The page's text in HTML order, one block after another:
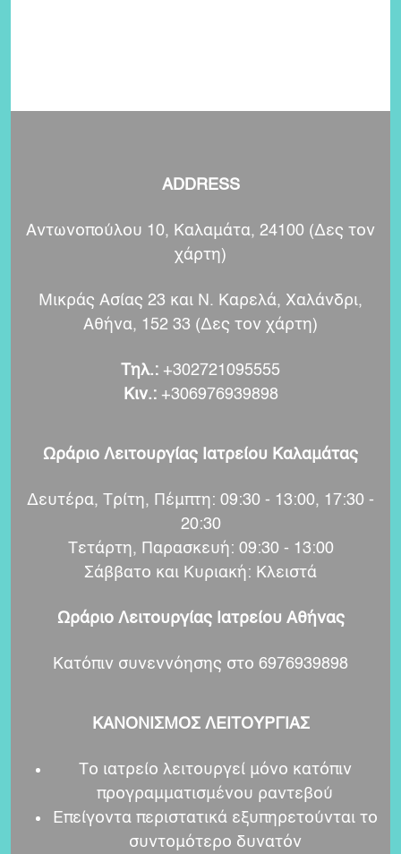
ADDRESS
Αντωνοπούλου 10, Καλαμάτα, 24100 (Δες τον
χάρτη)
Μικράς Ασίας 23 και Ν. Καρελά, Χαλάνδρι,
Αθήνα, 152 33 (Δες τον χάρτη)
Τηλ.: +302721095555
Κιν.: +306976939898
Ωράριο Λειτουργίας Ιατρείου Καλαμάτας
Δευτέρα, Τρίτη, Πέμπτη: 09:30 - 13:00, 17:30 -
20:30
Τετάρτη, Παρασκευή: 09:30 - 13:00
Σάββατο και Κυριακή: Κλειστά
Ωράριο Λειτουργίας Ιατρείου Αθήνας
Κατόπιν συνεννόησης στο 6976939898
ΚΑΝΟΝΙΣΜΟΣ ΛΕΙΤΟΥΡΓΙΑΣ
Το ιατρείο λειτουργεί μόνο κατόπιν
προγραμματισμένου ραντεβού
Επείγοντα περιστατικά εξυπηρετούνται το
συντομότερο δυνατόν